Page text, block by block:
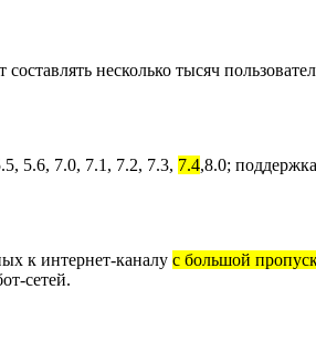
несколько тысяч
5.6, 7.0, 7.1, 7.2, 7.3, 7.4,8.0;
к интернет-каналу с большой
сетей.